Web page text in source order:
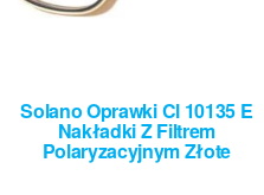
Solano Oprawki Cl 10135 E
Nakładki Z Filtrem
Polaryzacyjnym Złote